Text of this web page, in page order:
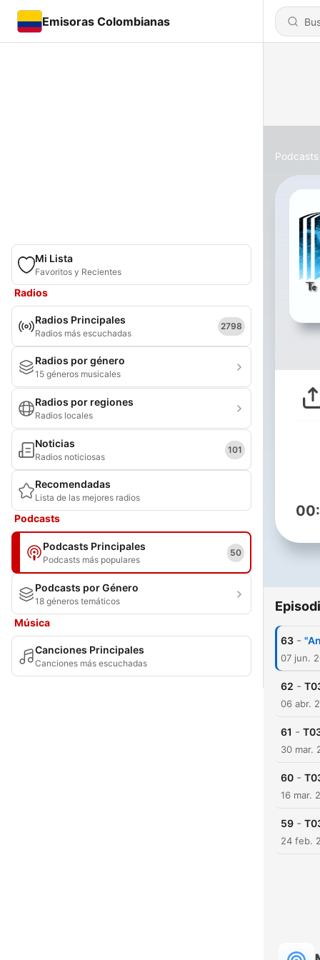
Emisoras Colombianas
Mi Lista
Favoritos y Recientes
Radios
Radios Principales
Radios más escuchadas
2798
Radios por género
15 géneros musicales
Radios por regiones
Radios locales
Noticias
Radios noticiosas
101
Recomendadas
Lista de las mejores radios
Podcasts
Podcasts Principales
Podcasts más populares
50
Podcasts por Género
18 géneros temáticos
Música
Canciones Principales
Canciones más escuchadas
Podcasts
63 -
07 jun.
62 -
06 abr.
61 -
30 mar.
60 -
16 mar.
59 -
24 feb.